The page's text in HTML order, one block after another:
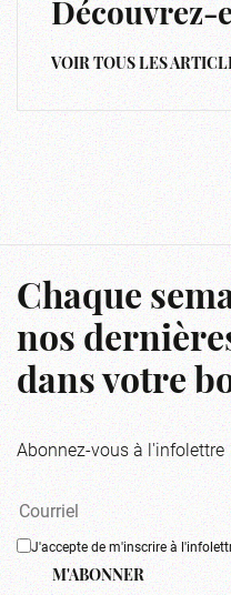
Découvrez-
VOIR TOUS LES
Chaque
nos
dans votre
Abonnez-vous à l'infolettre
J'accepte de m'inscrire à
M'ABONNER